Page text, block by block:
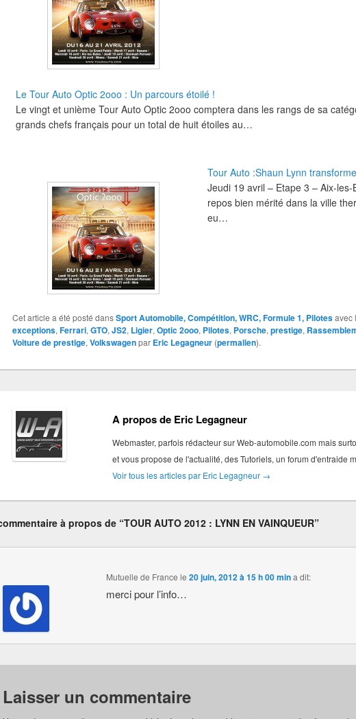
Le Tour Auto Optic 2ooo : Un parcours étoilé !
Le vingt et unième Tour Auto Optic 2ooo comptera dans les rangs de sa
grands chefs français pour un total de huit étoiles au…
Tour Auto :Shaun Lynn
Jeudi 19 avril – Etape 3 – Aix-
repos bien mérité dans la ville
eu…
Cet article a été posté dansSport Automobile, Compétition, WRC, Formule 1, Pilotesavec
exceptions, Ferrari, GTO, JS2, Ligier, Optic 2ooo, Pilotes, Porsche, prestige,
Voiture de prestige, Volkswagenpar Eric Legagneur (permalien).
A propos de Eric Legagneur
Webmaster, parfois rédacteur sur Web-automobile.com mais
et vous propose de l'actualité, des Tutoriels, un forum d'entraide
Voir tous les articles par Eric Legagneur →
à propos de “TOUR AUTO 2012 : LYNN EN VAINQUEUR”
Mutuelle de France le 20 juin, 2012 à 15 h 00 mina dit:
merci pour l’info…
Laisser un commentaire